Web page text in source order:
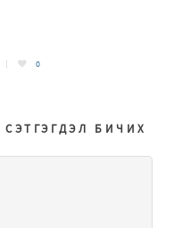
0
СЭТГЭГДЭЛ БИЧИХ